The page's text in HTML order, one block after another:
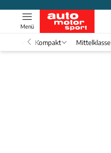
Menü
Kompakt Mittelklasse